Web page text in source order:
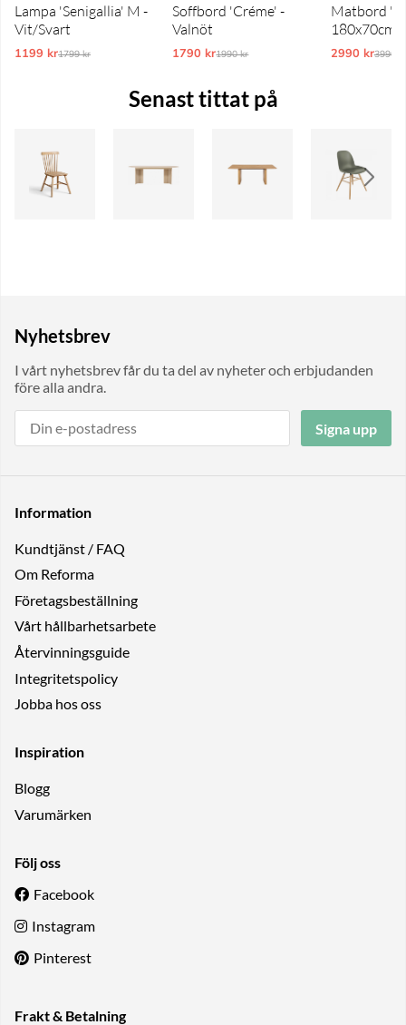
Lampa 'Senigallia' M -
Vit/Svart
1199 krOrdinarie pris:
1799 kr
Soffbord 'Créme' -
Valnöt
1790 krOrdinarie pris:
1990 kr
Matbord
180x70cm
2990 kr3990 kr
Senast tittat på
Nyhetsbrev
I vårt nyhetsbrev får du ta del av nyheter och erbjudanden
före alla andra.
Signa upp
Information
Kundtjänst / FAQ
Om Reforma
Företagsbeställning
Vårt hållbarhetsarbete
Återvinningsguide
Integritetspolicy
Jobba hos oss
Inspiration
Blogg
Varumärken
Följ oss
Facebook
Instagram
Pinterest
Frakt & Betalning